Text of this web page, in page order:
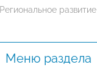
Региональное развитие
Меню раздела